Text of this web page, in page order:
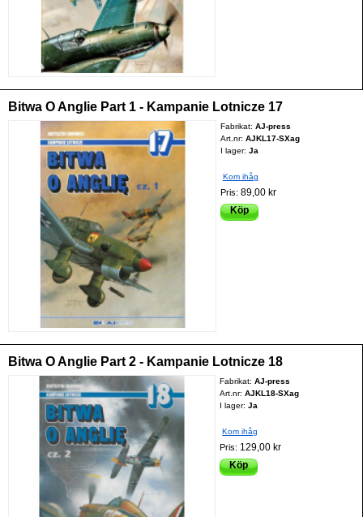
Bitwa O Anglie Part 1 - Kampanie Lotnicze 17
Fabrikat: AJ-press
Art.nr: AJKL17-SXag
I lager: Ja
Kom ihåg
Pris: 89,00 kr
Köp
Bitwa O Anglie Part 2 - Kampanie Lotnicze 18
Fabrikat:AJ-press
Art.nr:AJKL18-SXag
I lager: Ja
Kom ihåg
Pris: 129,00 kr
Köp